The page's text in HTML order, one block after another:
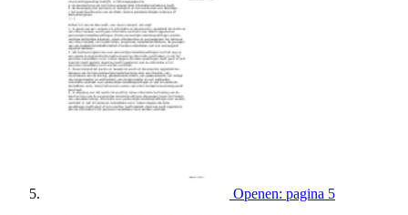
Openen: pagina 5